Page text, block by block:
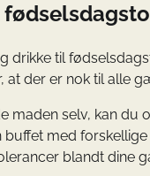
drikke til
at der er nok til alle
maden selv, kan du
buffet med
blandt dine